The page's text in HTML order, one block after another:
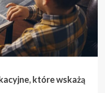
które wskażą